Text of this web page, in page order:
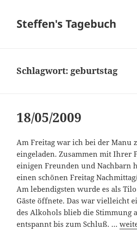
Steffen's Tagebuch
Schlagwort: geburtstag
18/05/2009
Am Freitag war ich bei der Manu
eingeladen. Zusammen mit Ihrer
einigen Freunden und Nachbarn
einen schönen Freitag
Am lebendigsten wurde es als
Gäste öffnete. Das war vielleicht
des Alkohols blieb die Stimmung
entspannt bis zum Schluß. …18/